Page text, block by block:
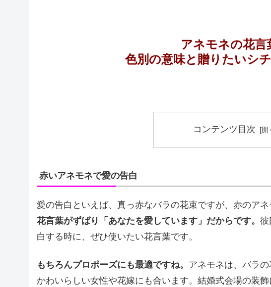
アネモネの花
色別の意味と贈りたいシ
コンテンツ目次
赤いアネモネで愛の告白
愛の告白といえば、真っ赤なバラの花束ですが、赤のアネ
花言葉がずばり「あなたを愛しています」だからです。 彼
白する時に、ぜひ使いたい花言葉です。
もちろんプロポーズにも最適ですね。 アネモネは、バラ
かわいらしい女性や花嫁にも合います。結婚式会場の装